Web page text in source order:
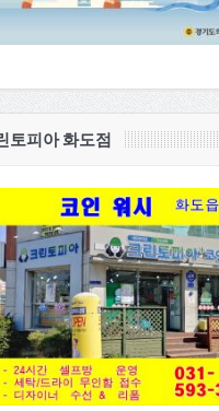
토피아 화도점